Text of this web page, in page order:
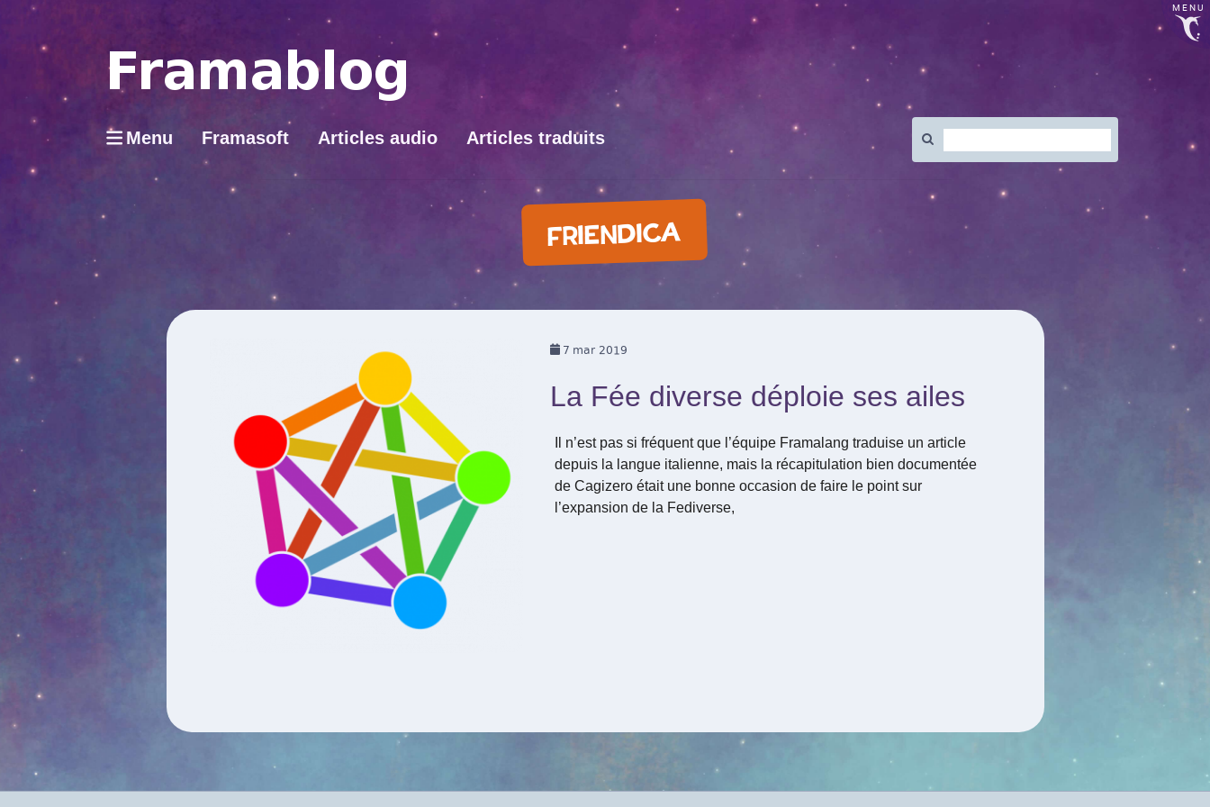
MENU
Menu Framasoft Articles audio Articles traduits
:
FRIENDICA
7 mar 2019
La Fée diverse déploie ses ailes
Il n’est pas si fréquent que l’équipe Framalang traduise un article
depuis la langue italienne, mais la récapitulation bien documentée
de Cagizero était une bonne occasion de faire le point sur
l’expansion de la Fediverse,